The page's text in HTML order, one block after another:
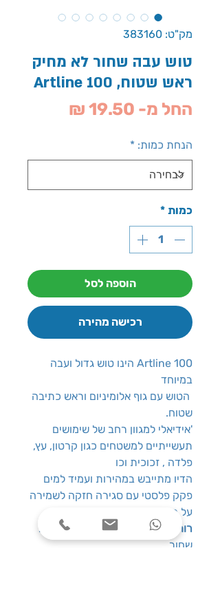
מק"ט: 383160
טוש עבה שחור לא מחיק
ראש שטוח, Artline 100
החל מ- 19.50 ₪
הנחת כמות: *
כמות *
הוספה לסל
רכישה מהירה
Artline 100 הינו טוש גדול ועבה
במיוחד
הטוש עם גוף אלומיניום וראש כתיבה
שטוח.
'אידיאלי למגוון רחב של שימושים
תעשייתיים למשטחים כגון קרטון, עץ,
פלדה , זכוכית וכו
הדיו מתייבש במהירות ועמיד למים
פקק פלסטי עם סגירה חזקה לשמירה
על החוד.
רוחב קו כתיבה:
:
שחור